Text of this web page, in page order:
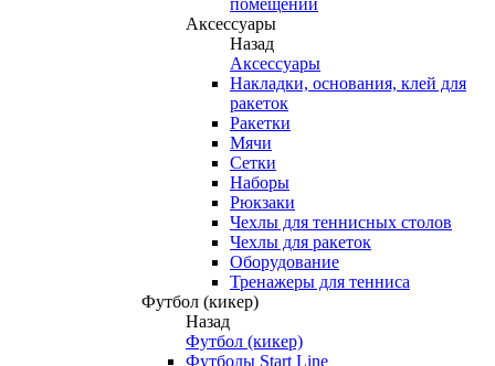
помещений
Аксессуары
Назад
Аксессуары
Накладки, основания, клей для
ракеток
Ракетки
Мячи
Сетки
Наборы
Рюкзаки
Чехлы для теннисных столов
Чехлы для ракеток
Оборудование
Тренажеры для тенниса
Футбол (кикер)
Назад
Футбол (кикер)
Футболы Start Line